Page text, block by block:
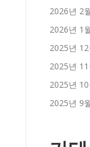
2026년 2
2026년 1
2025년 12
2025년 11
2025년 10
2025년 9